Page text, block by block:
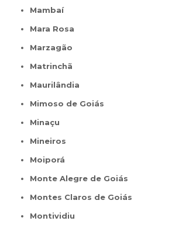
Mambaí
Mara Rosa
Marzagão
Matrinchã
Maurilândia
Mimoso de Goiás
Minaçu
Mineiros
Moiporá
Monte Alegre de Goiás
Montes Claros de Goiás
Montividiu